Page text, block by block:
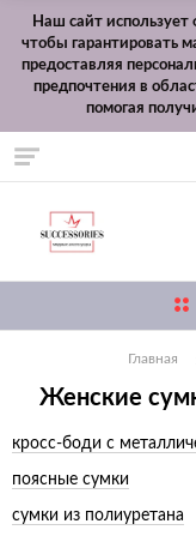
Наш сайт
чтобы гарантировать
предоставляя
предпочтения в
помогая
Главная
Женские
кросс-боди с
поясные сумки
сумки из полиуретана